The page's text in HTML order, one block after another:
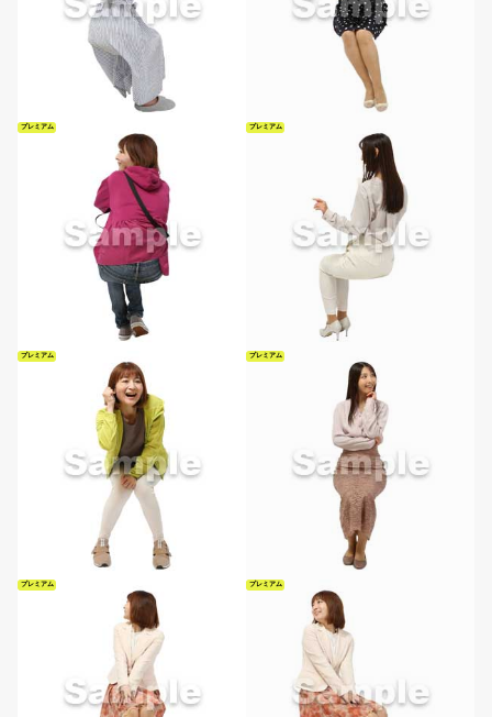
プレミアム プレミアム
プレミアム プレミアム
プレミアム プレミアム